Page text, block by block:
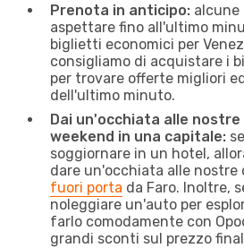
Prenota in anticipo: alcune
aspettare fino all'ultimo
biglietti economici per
consigliamo di acquistare i
per trovare offerte migliori
dell'ultimo minuto.
Dai un'occhiata alle
weekend in una capitale:
soggiornare in un hotel,
dare un'occhiata alle nostre
fuori porta da Faro. Inoltre,
noleggiare un'auto per
farlo comodamente con
grandi sconti sul prezzo